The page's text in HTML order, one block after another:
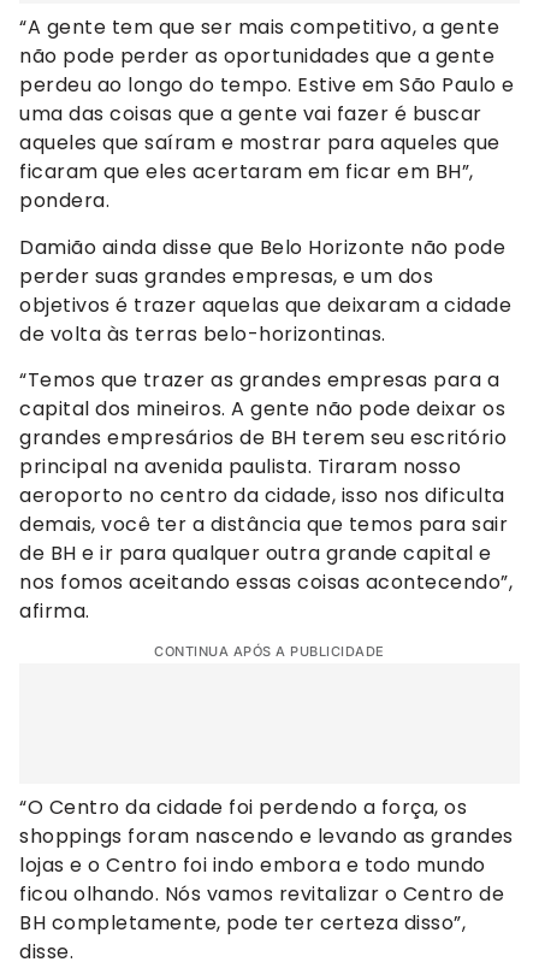
“A gente tem que ser mais competitivo, a gente
não pode perder as oportunidades que a gente
perdeu ao longo do tempo. Estive em São Paulo e
uma das coisas que a gente vai fazer é buscar
aqueles que saíram e mostrar para aqueles que
ficaram que eles acertaram em ficar em BH”,
pondera.
Damião ainda disse que Belo Horizonte não pode
perder suas grandes empresas, e um dos
objetivos é trazer aquelas que deixaram a cidade
de volta às terras belo-horizontinas.
“Temos que trazer as grandes empresas para a
capital dos mineiros. A gente não pode deixar os
grandes empresários de BH terem seu escritório
principal na avenida paulista. Tiraram nosso
aeroporto no centro da cidade, isso nos dificulta
demais, você ter a distância que temos para sair
de BH e ir para qualquer outra grande capital e
nos fomos aceitando essas coisas acontecendo”,
afirma.
CONTINUA APÓS A PUBLICIDADE
“O Centro da cidade foi perdendo a força, os
shoppings foram nascendo e levando as grandes
lojas e o Centro foi indo embora e todo mundo
ficou olhando. Nós vamos revitalizar o Centro de
BH completamente, pode ter certeza disso”,
disse.